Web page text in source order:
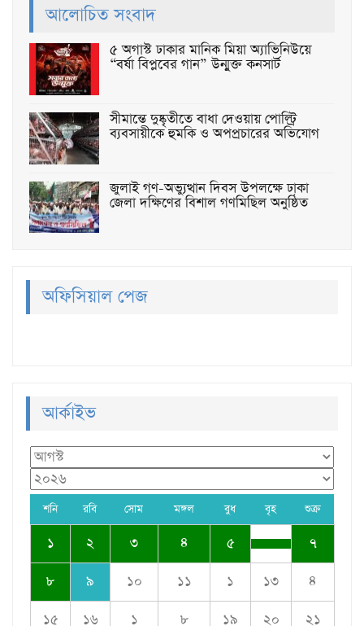
আলোচিত সংবাদ
৫ অগাস্ট ঢাকার মানিক মিয়া অ্যাভিনিউয়ে
“বর্ষা বিপ্লবের গান” উন্মুক্ত কনসার্ট
সীমান্তে দুষ্কৃতীতে বাধা দেওয়ায় পোল্ট্রি
ব্যবসায়ীকে হুমকি ও অপপ্রচারের অভিযোগ
জুলাই গণ-অভ্যুত্থান দিবস উপলক্ষে ঢাকা
জেলা দক্ষিণের বিশাল গণমিছিল অনুষ্ঠিত
অফিসিয়াল পেজ
আর্কাইভ
শনি রবি সোম মঙ্গল বুধ বৃহ শুক্র
১ ২ ৩ ৪ ৫ ৭
৮ ৯ ১০ ১১ ১ ১৩ ৪
১৫ ১৬ ১ ৮ ১৯ ২০ ২১